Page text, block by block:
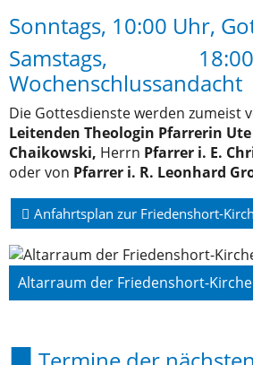
Sonntags, 10:00 Uhr,
Samstags,
Wochenschlussandacht
Die Gottesdienste werden zumeist
Leitenden Theologin Pfarrerin Ute
Chaikowski, Herrn Pfarrer i. E.
oder von Pfarrer i. R. Leonhard
Anfahrtsplan zur Friedenshort-
Altarraum der Friedenshort-Kirche